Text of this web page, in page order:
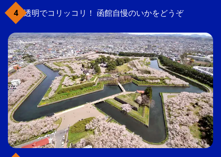
透明でコリッコリ！ 函館自慢のいかをどうぞ